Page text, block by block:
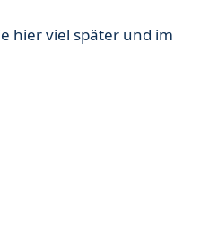
hier viel später und im